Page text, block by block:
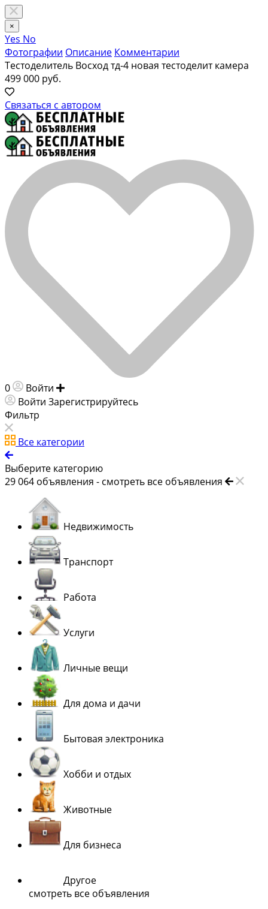
×
Yes No
Фотографии Описание Комментарии
Тестоделитель Восход тд-4 новая тестоделит камера
499 000 руб.
Связаться с автором
0 Войти
Войти Зарегистрируйтесь
Фильтр
Все категории
Выберите категорию
29 064 объявления - смотреть все объявления
Недвижимость
Транспорт
Работа
Услуги
Личные вещи
Для дома и дачи
Бытовая электроника
Хобби и отдых
Животные
Для бизнеса
Другое
смотреть все объявления